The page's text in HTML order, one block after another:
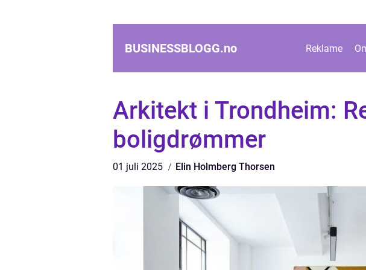
BUSINESSBLOGG.no Reklame
Arkitekt i Trondheim:
boligdrømmer
01 juli 2025 Elin Holmberg Thorsen